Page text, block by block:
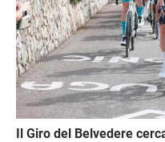
Il Giro del Belvedere